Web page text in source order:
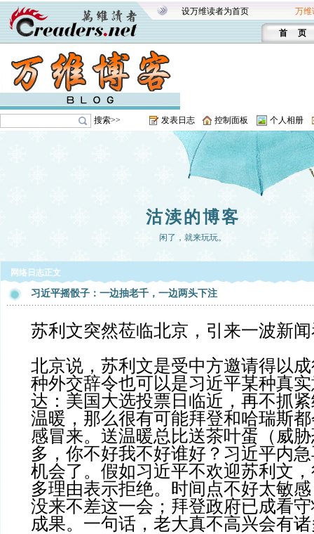
设万维读者为首页 万维
首 页
搜索>> 发表日志 控制面板 个人相册
沽渎的博客
闲了，就来玩玩。
网络日志正文
习近平摇骰子：一边抽老千，一边两头下注
苏利文突然莅临北京，引来一波新
北京说，苏利文是受中方邀请得以
种外交辞令也可以是习近平某种真
达：美国大选投票日临近，再不抓
温暖，那么很有可能拜登和哈瑞斯
感冒来。送温暖总比送茶叶蛋（威
多，你不好我不好谁好？习近平内
机会了。假如习近平不欢迎苏利文
多理由表示拒绝。时间点不好太敏
没来不差这一会；拜登政府已成看
成果。一句话，老大真不高兴会有